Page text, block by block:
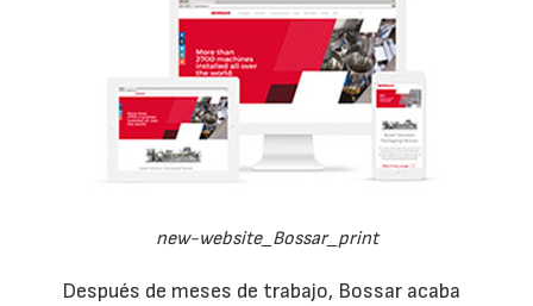
new-website_Bossar_print
Después de meses de trabajo, Bossar acaba